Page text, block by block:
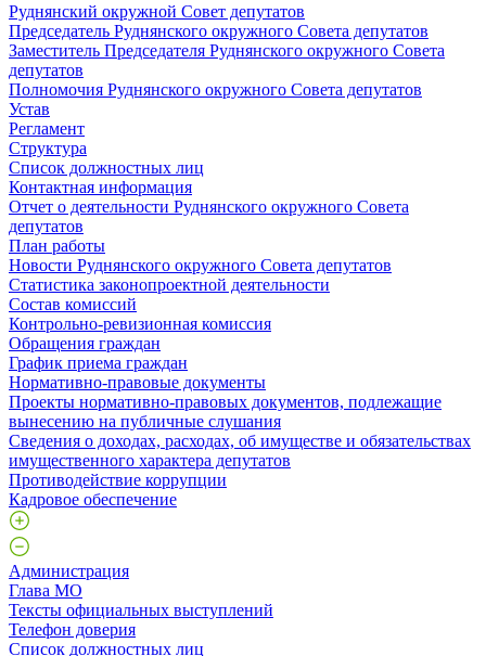
Руднянский окружной Совет депутатов
Председатель Руднянского окружного Совета депутатов
Заместитель Председателя Руднянского окружного Совета
депутатов
Полномочия Руднянского окружного Совета депутатов
Устав
Регламент
Структура
Список должностных лиц
Контактная информация
Отчет о деятельности Руднянского окружного Совета
депутатов
План работы
Новости Руднянского окружного Совета депутатов
Статистика законопроектной деятельности
Состав комиссий
Контрольно-ревизионная комиссия
Обращения граждан
График приема граждан
Нормативно-правовые документы
Проекты нормативно-правовых документов, подлежащие
вынесению на публичные слушания
Сведения о доходах, расходах, об имуществе и обязательствах
имущественного характера депутатов
Противодействие коррупции
Кадровое обеспечение
Администрация
Глава МО
Тексты официальных выступлений
Телефон доверия
Список должностных лиц